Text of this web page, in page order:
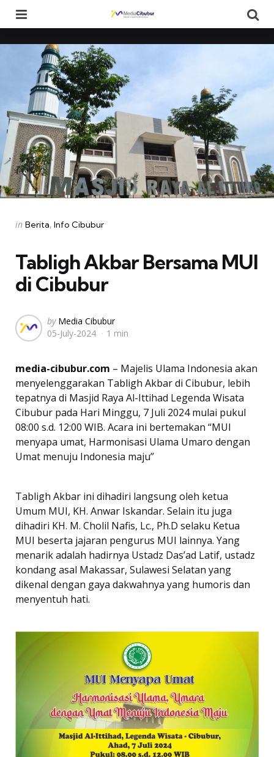
Categories
Posted
in Berita Info Cibubur
Tabligh Akbar Bersama MUI
di Cibubur
Posted
by
by Media Cibubur
05-July-2024
1 min
media-cibubur.com – Majelis Ulama Indonesia akan
menyelenggarakan Tabligh Akbar di Cibubur, lebih
tepatnya di Masjid Raya Al-Ittihad Legenda Wisata
Cibubur pada Hari Minggu, 7 Juli 2024 mulai pukul
08:00 s.d. 12:00 WIB. Acara ini bertemakan “MUI
menyapa umat, Harmonisasi Ulama Umaro dengan
Umat menuju Indonesia maju”
Tabligh Akbar ini dihadiri langsung oleh ketua
Umum MUI, KH. Anwar Iskandar. Selain itu juga
dihadiri KH. M. Cholil Nafis, Lc., Ph.D selaku Ketua
MUI beserta jajaran pengurus MUI lainnya. Yang
menarik adalah hadirnya Ustadz Das’ad Latif, ustadz
kondang asal Makassar, Sulawesi Selatan yang
dikenal dengan gaya dakwahnya yang humoris dan
menyentuh hati.